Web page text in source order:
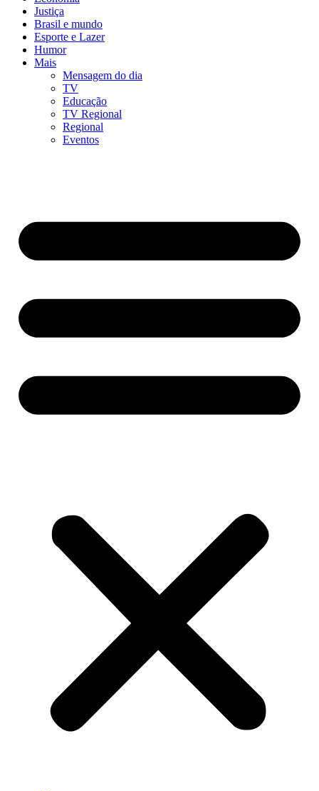
Justiça
Brasil e mundo
Esporte e Lazer
Humor
Mais
Mensagem do dia
TV
Educação
TV Regional
Regional
Eventos